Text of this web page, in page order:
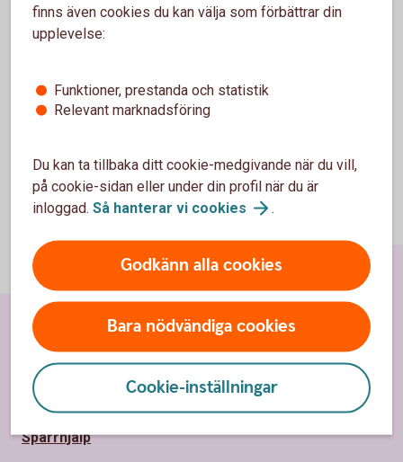
Finns det någon beloppsgräns för överföringar
och betalningar via
finns även cookies du kan välja som förbättrar din
upplevelse:
Funktioner, prestanda och statistik
Relevant marknadsföring
Du kan ta tillbaka ditt cookie-medgivande när du vill,
på cookie-sidan eller under din profil när du är
inloggad. Så hanterar vi cookies .
Godkänn alla cookies
Bara nödvändiga cookies
Cookie-inställningar
Sidfot
Hitta snabbt
Kundservice
Spärrhjälp